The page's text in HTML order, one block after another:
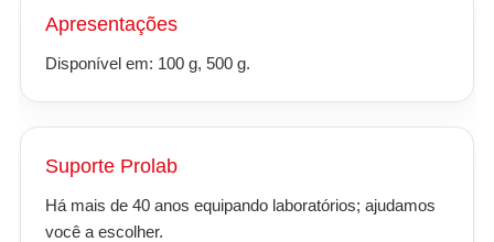
Apresentações
Disponível em: 100 g, 500 g.
Suporte Prolab
Há mais de 40 anos equipando laboratórios; ajudamos
você a escolher.